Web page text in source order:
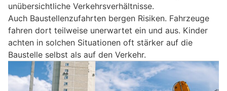
unübersichtliche Verkehrsverhältnisse.
Auch Baustellenzufahrten bergen Risiken. Fahrzeuge
fahren dort teilweise unerwartet ein und aus. Kinder
achten in solchen Situationen oft stärker auf die
Baustelle selbst als auf den Verkehr.